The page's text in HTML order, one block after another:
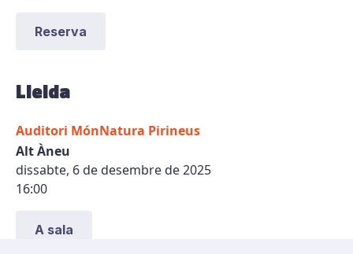
Reserva
Lleida
Auditori MónNatura Pirineus
Alt Àneu
dissabte, 6 de desembre de 2025
16:00
A sala